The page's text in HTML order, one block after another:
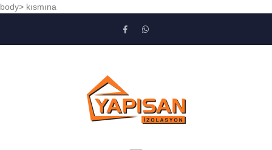
body> kısmına